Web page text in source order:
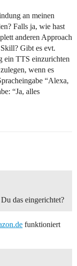
an meinen
Falls ja, wie hast
anderen Approach
Gibt es evt.
ein TTS einzurichten
wenn es
“Alexa,
“Ja, alles
das eingerichtet?
funktioniert